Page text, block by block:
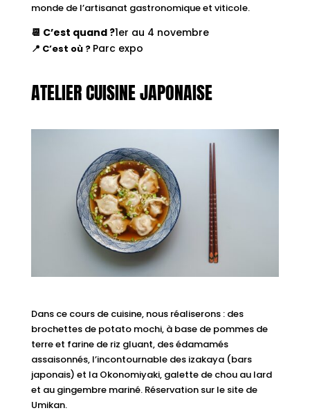
monde de l’artisanat gastronomique et viticole.
📆 C’est quand ?1er au 4 novembre
📍 C’est où ? Parc expo
ATELIER CUISINE JAPONAISE
Dans ce cours de cuisine, nous réaliserons : des
brochettes de potato mochi, à base de pommes de
terre et farine de riz gluant, des édamamés
assaisonnés, l’incontournable des izakaya (bars
japonais) et la Okonomiyaki, galette de chou au lard
et au gingembre mariné. Réservation sur le site de
Umikan.